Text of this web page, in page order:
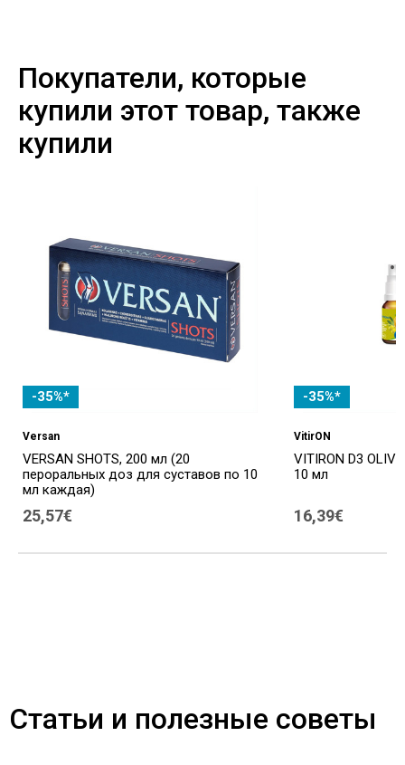
Покупатели, которые
купили этот товар, также
купили
-35%*
Versan
VERSAN SHOTS, 200 мл (20
пероральных доз для суставов по 10
мл каждая)
25,57€
-35%*
VitirON
VITIRON D3
10 мл
16,39€
Статьи и полезные советы